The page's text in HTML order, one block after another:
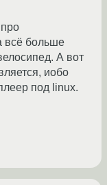
всё больше
А вот
иобо
под linux.